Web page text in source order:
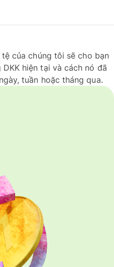
của chúng tôi sẽ cho bạn
hiện tại và cách nó đã
tuần hoặc tháng qua.